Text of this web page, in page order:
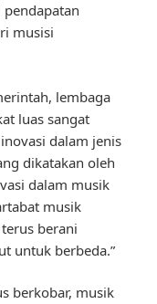
pendapatan
musisi
lembaga
luas sangat
dalam jenis
dikatakan oleh
dalam musik
musik
berani
untuk berbeda.”
berkobar, musik